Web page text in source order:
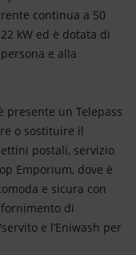
continua a 50
kW ed è dotata di
e alla
presente un Telepass
o sostituire il
postali, servizio
Emporium, dove è
e sicura con
di
e l’Eniwash per